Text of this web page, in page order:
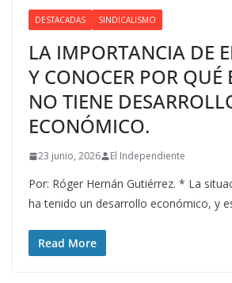
DESTACADAS SINDICALISMO
LA IMPORTANCIA DE
Y CONOCER POR QUÉ
NO TIENE
ECONÓMICO.
23 junio, 2026 El Independiente
Por: Róger Hernán Gutiérrez. * La
ha tenido un desarrollo económico, y
Read More